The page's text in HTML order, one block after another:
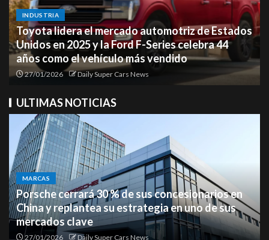
INDUSTRIA
Toyota lidera el mercado automotriz de Estados
Unidos en 2025 y la Ford F-Series celebra 44
años como el vehículo más vendido
27/01/2026 Daily Super Cars News
ULTIMAS NOTICIAS
en
de sus
MARCAS
Fin de una era: Audi vende parte de su
participación en Italdesign
27/01/2026 Daily Super Cars News
5
Jeep Recon 2026: el nuevo
todoterreno eléctrico hecho en
México